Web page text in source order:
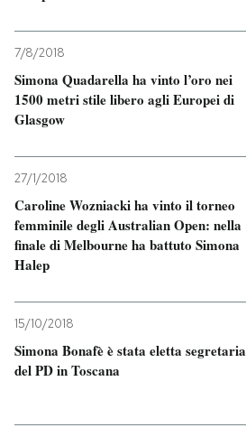
7/8/2018
Simona Quadarella ha vinto l’oro nei
1500 metri stile libero agli Europei di
Glasgow
27/1/2018
Caroline Wozniacki ha vinto il torneo
femminile degli Australian Open: nella
finale di Melbourne ha battuto Simona
Halep
15/10/2018
Simona Bonafè è stata eletta segretaria
del PD in Toscana